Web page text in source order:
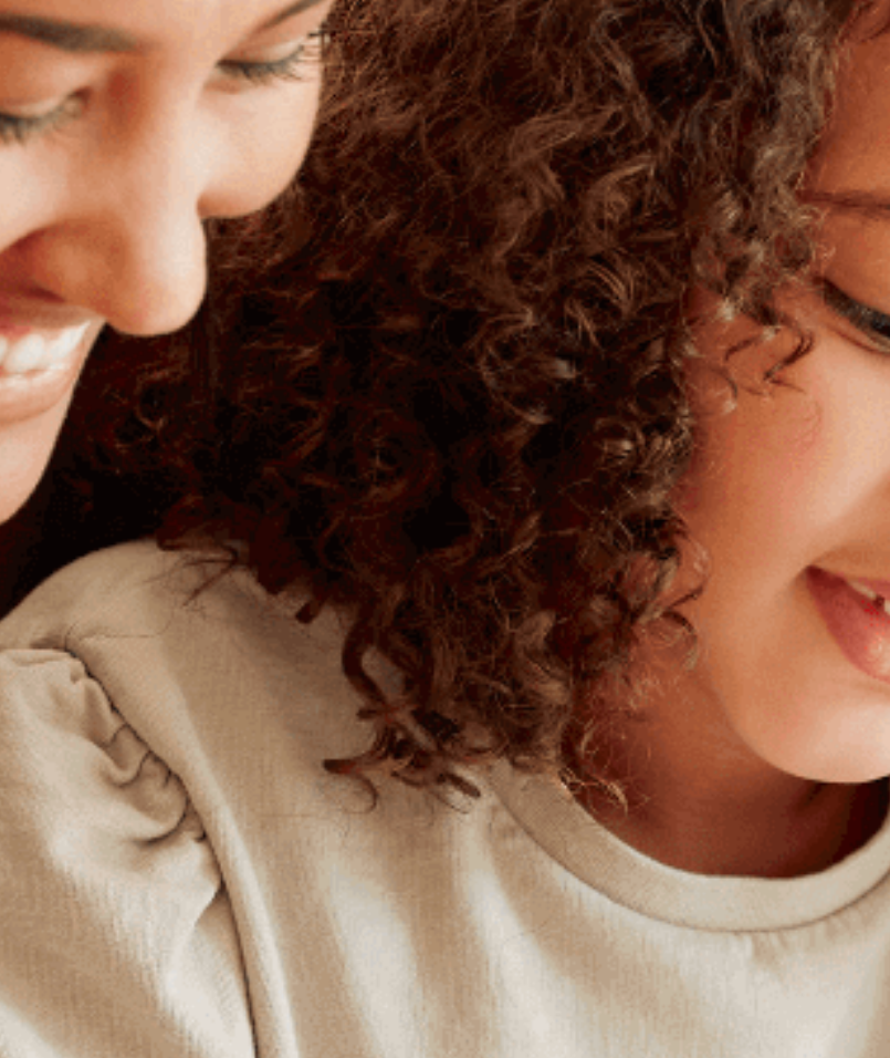
Garde d'enfants
Jardinage
Petits travaux de bricolage
Autres services
En soumettant ce formulaire, j'accepte que les informations saisies
soient exploitées dans le cadre de ma demande. *